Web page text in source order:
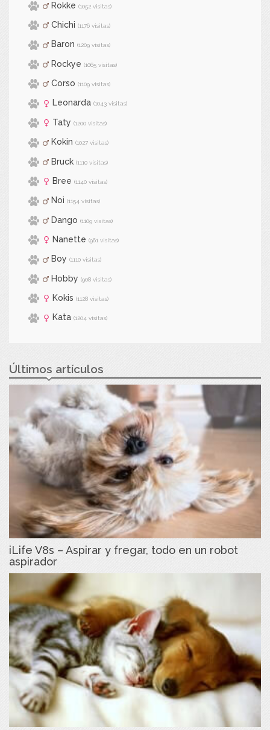
Rokke (1052 visitas)
Chichi (1176 visitas)
Baron (1209 visitas)
Rockye (1065 visitas)
Corso (1109 visitas)
Leonarda (1043 visitas)
Taty (1200 visitas)
Kokin (1027 visitas)
Bruck (1110 visitas)
Bree (1140 visitas)
Noi (1154 visitas)
Dango (1109 visitas)
Nanette (961 visitas)
Boy (1110 visitas)
Hobby (908 visitas)
Kokis (1128 visitas)
Kata (1204 visitas)
Últimos artículos
iLife V8s – Aspirar y fregar, todo en un robot
aspirador